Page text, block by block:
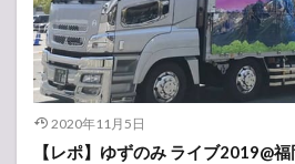
2020年11月5日
【レポ】ゆずのみ ライブ2019@